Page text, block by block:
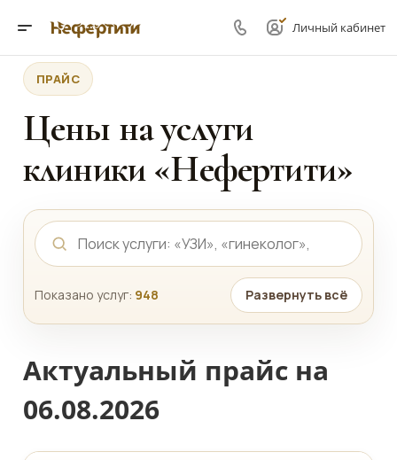
Личный кабинет
ПРАЙС
Цены на услуги
клиники «Нефертити»
Показано услуг: 948 Развернуть всё
Актуальный прайс на
06.08.2026